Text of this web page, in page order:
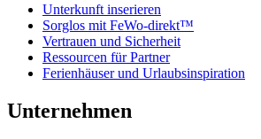
Unterkunft inserieren
Sorglos mit FeWo-direkt™
Vertrauen und Sicherheit
Ressourcen für Partner
Ferienhäuser und Urlaubsinspiration
Unternehmen